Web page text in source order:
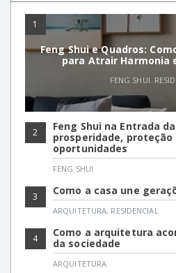
1
Feng Shui e Quadros:
para Atrair Harmonia
FENG SHUI,
2
Feng Shui na Entrada
prosperidade, proteção
oportunidades
FENG SHUI
3 Como a casa une
ARQUITETURA, RESIDENCIAL
4
Como a arquitetura
da sociedade
ARQUITETURA